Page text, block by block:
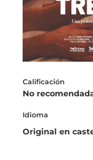
Calificación
No
Idioma
Original en